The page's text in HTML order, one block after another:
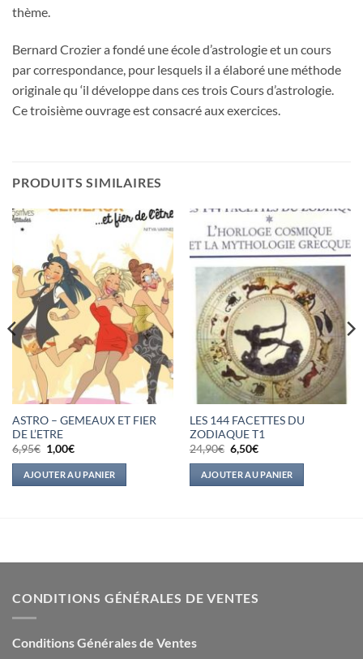
thème.
Bernard Crozier a fondé une école d’astrologie et un cours
par correspondance, pour lesquels il a élaboré une méthode
originale qu ‘il développe dans ces trois Cours d’astrologie.
Ce troisième ouvrage est consacré aux exercices.
PRODUITS SIMILAIRES
ASTRO – GEMEAUX ET FIER
DE L’ETRE
6,95€ Le
prix
initial
était :
6,95€.
1,00€Le
actuel
est :
1,00€.
AJOUTER AU PANIER
LES 144 FACETTES DU
ZODIAQUE T1
24,90€ Le
prix
initial
était :
24,90€.
6,50€Le
actuel
est :
6,50€.
AJOUTER AU PANIER
CONDITIONS GÉNÉRALES DE VENTES
Conditions Générales de Ventes